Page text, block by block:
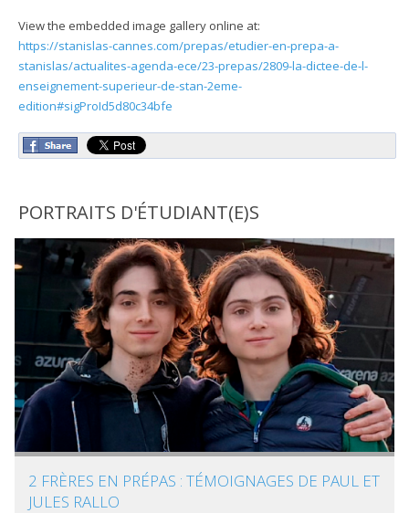
View the embedded image gallery online at:
https://stanislas-cannes.com/prepas/etudier-en-prepa-a-
stanislas/actualites-agenda-ece/23-prepas/2809-la-dictee-de-l-
enseignement-superieur-de-stan-2eme-
edition#sigProId5d80c34bfe
PORTRAITS D'ÉTUDIANT(E)S
2 FRÈRES EN PRÉPAS : TÉMOIGNAGES DE PAUL ET
JULES RALLO